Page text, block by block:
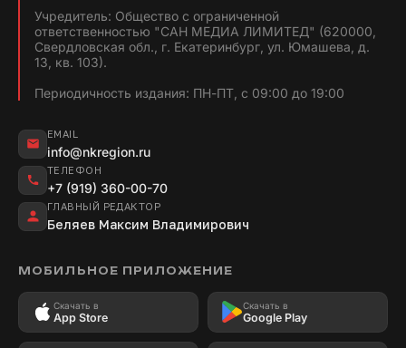
Учредитель: Общество с ограниченной
ответственностью "САН МЕДИА ЛИМИТЕД" (620000,
Свердловская обл., г. Екатеринбург, ул. Юмашева, д.
13, кв. 103).
Периодичность издания: ПН-ПТ, с 09:00 до 19:00
EMAIL
info@nkregion.ru
ТЕЛЕФОН
+7 (919) 360-00-70
ГЛАВНЫЙ РЕДАКТОР
Беляев Максим Владимирович
МОБИЛЬНОЕ ПРИЛОЖЕНИЕ
Скачать в
App Store
Скачать в
Google Play